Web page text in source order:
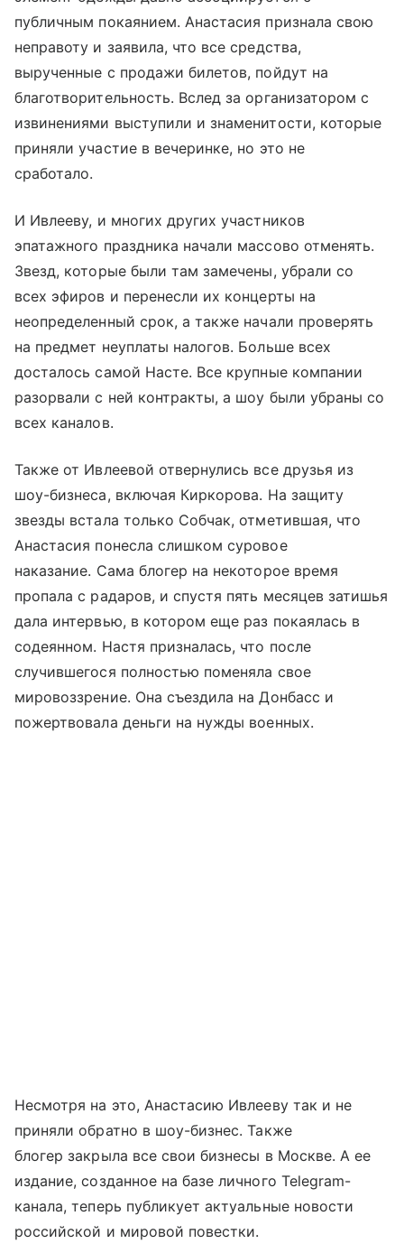
публичным покаянием. Анастасия признала свою
неправоту и заявила, что все средства,
вырученные с продажи билетов, пойдут на
благотворительность. Вслед за организатором с
извинениями выступили и знаменитости, которые
приняли участие в вечеринке, но это не
сработало.
И Ивлееву, и многих других участников
эпатажного праздника начали массово отменять.
Звезд, которые были там замечены, убрали со
всех эфиров и перенесли их концерты на
неопределенный срок, а также начали проверять
на предмет неуплаты налогов. Больше всех
досталось самой Насте. Все крупные компании
разорвали с ней контракты, а шоу были убраны со
всех каналов.
Также от Ивлеевой отвернулись все друзья из
шоу-бизнеса, включая Киркорова. На защиту
звезды встала только Собчак, отметившая, что
Анастасия понесла слишком суровое
наказание. Сама блогер на некоторое время
пропала с радаров, и спустя пять месяцев затишья
дала интервью, в котором еще раз покаялась в
содеянном. Настя призналась, что после
случившегося полностью поменяла свое
мировоззрение. Она съездила на Донбасс и
пожертвовала деньги на нужды военных.
Несмотря на это, Анастасию Ивлееву так и не
приняли обратно в шоу-бизнес. Также
блогер закрыла все свои бизнесы в Москве. А ее
издание, созданное на базе личного Telegram-
канала, теперь публикует актуальные новости
российской и мировой повестки.